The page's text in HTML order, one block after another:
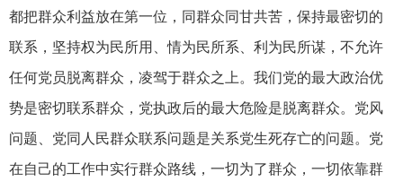
都把群众利益放在第一位，同群众同甘共苦，保持最密切的
联系，坚持权为民所用、情为民所系、利为民所谋，不允许
任何党员脱离群众，凌驾于群众之上。我们党的最大政治优
势是密切联系群众，党执政后的最大危险是脱离群众。党风
问题、党同人民群众联系问题是关系党生死存亡的问题。党
在自己的工作中实行群众路线，一切为了群众，一切依靠群